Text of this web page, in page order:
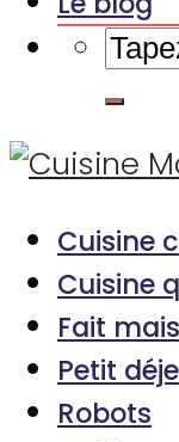
Cuisine
Cuisine
Fait
Petit
Robots